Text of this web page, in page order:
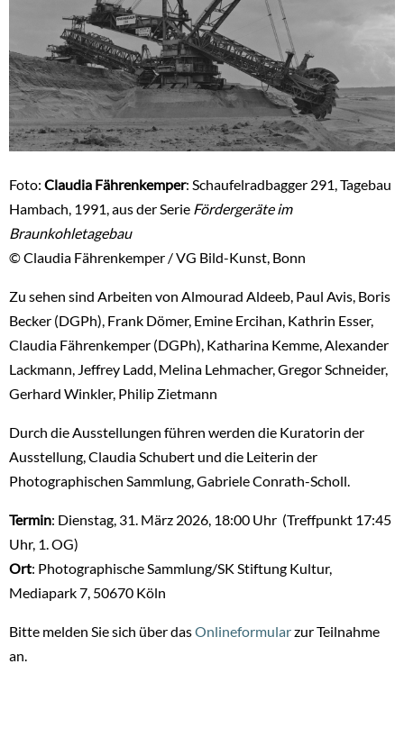
Foto: Claudia Fährenkemper: Schaufelradbagger 291, Tagebau
Hambach, 1991, aus der Serie Fördergeräte im
Braunkohletagebau
© Claudia Fährenkemper / VG Bild-Kunst, Bonn
Zu sehen sind Arbeiten von Almourad Aldeeb, Paul Avis, Boris
Becker (DGPh), Frank Dömer, Emine Ercihan, Kathrin Esser,
Claudia Fährenkemper (DGPh), Katharina Kemme, Alexander
Lackmann, Jeffrey Ladd, Melina Lehmacher, Gregor Schneider,
Gerhard Winkler, Philip Zietmann
Durch die Ausstellungen führen werden die Kuratorin der
Ausstellung, Claudia Schubert und die Leiterin der
Photographischen Sammlung, Gabriele Conrath-Scholl.
Termin: Dienstag, 31. März 2026, 18:00 Uhr (Treffpunkt 17:45
Uhr, 1. OG)
Ort: Photographische Sammlung/SK Stiftung Kultur,
Mediapark 7, 50670 Köln
Bitte melden Sie sich über dasOnlineformularzur Teilnahme
an.